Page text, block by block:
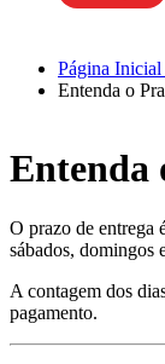
Página Inicial
Entenda o
Entenda
O prazo de entrega
sábados, domingos
A contagem dos
pagamento.